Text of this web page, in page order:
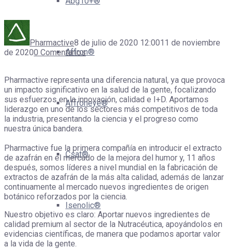
Affron®
Affroneye®
Csat®
Isenolic®
Pharmactive8 de julio de 2020 12:0011 de noviembre
de 20200 Comentarios
Pharmactive representa una diferencia natural, ya que provoca
un impacto significativo en la salud de la gente, focalizando
sus esfuerzos en la innovación, calidad e I+D. Aportamos
liderazgo en uno de los sectores más competitivos de toda
la industria, presentando la ciencia y el progreso como
nuestra única bandera.
Pharmactive fue la primera compañía en introducir el extracto
de azafrán en el mercado de la mejora del humor y, 11 años
después, somos líderes a nivel mundial en la fabricación de
extractos de azafrán de la más alta calidad, además de lanzar
continuamente al mercado nuevos ingredientes de origen
botánico reforzados por la ciencia.
Nuestro objetivo es claro: Aportar nuevos ingredientes de
calidad premium al sector de la Nutracéutica, apoyándolos en
evidencias científicas, de manera que podamos aportar valor
a la vida de la gente.